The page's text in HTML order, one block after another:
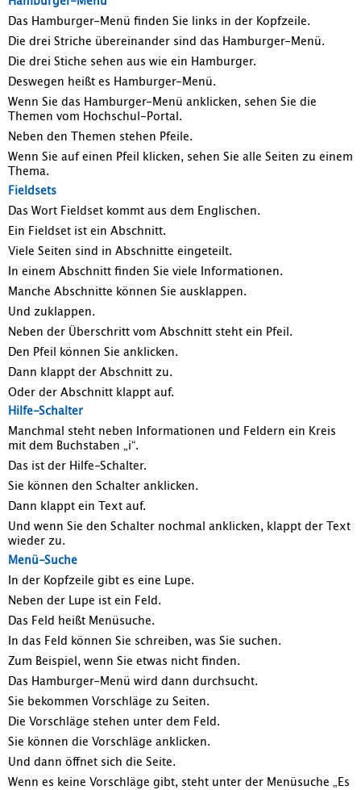
Das Hamburger-Menü finden Sie links in der Kopfzeile.
Die drei Striche übereinander sind das Hamburger-Menü.
Die drei Stiche sehen aus wie ein Hamburger.
Deswegen heißt es Hamburger-Menü.
Wenn Sie das Hamburger-Menü anklicken, sehen Sie die
Themen vom Hochschul-Portal.
Neben den Themen stehen Pfeile.
Wenn Sie auf einen Pfeil klicken, sehen Sie alle Seiten zu einem
Thema.
Fieldsets
Das Wort Fieldset kommt aus dem Englischen.
Ein Fieldset ist ein Abschnitt.
Viele Seiten sind in Abschnitte eingeteilt.
In einem Abschnitt finden Sie viele Informationen.
Manche Abschnitte können Sie ausklappen.
Und zuklappen.
Neben der Überschritt vom Abschnitt steht ein Pfeil.
Den Pfeil können Sie anklicken.
Dann klappt der Abschnitt zu.
Oder der Abschnitt klappt auf.
Hilfe-Schalter
Manchmal steht neben Informationen und Feldern ein Kreis
mit dem Buchstaben „i“.
Das ist der Hilfe-Schalter.
Sie können den Schalter anklicken.
Dann klappt ein Text auf.
Und wenn Sie den Schalter nochmal anklicken, klappt der Text
wieder zu.
Menü-Suche
In der Kopfzeile gibt es eine Lupe.
Neben der Lupe ist ein Feld.
Das Feld heißt Menüsuche.
In das Feld können Sie schreiben, was Sie suchen.
Zum Beispiel, wenn Sie etwas nicht finden.
Das Hamburger-Menü wird dann durchsucht.
Sie bekommen Vorschläge zu Seiten.
Die Vorschläge stehen unter dem Feld.
Sie können die Vorschläge anklicken.
Und dann öffnet sich die Seite.
Wenn es keine Vorschläge gibt, steht unter der Menüsuche „Es